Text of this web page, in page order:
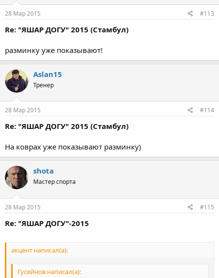
28 Мар 2015 #113
Re: "ЯШАР ДОГУ" 2015 (Стамбул)
разминку уже показывают!
Aslan15
Тренер
28 Мар 2015 #114
Re: "ЯШАР ДОГУ" 2015 (Стамбул)
На коврах уже показывают разминку)
shota
Мастер спорта
28 Мар 2015 #115
Re: "ЯШАР ДОГУ"-2015
акцент написал(а):
Гусейнов написал(а):